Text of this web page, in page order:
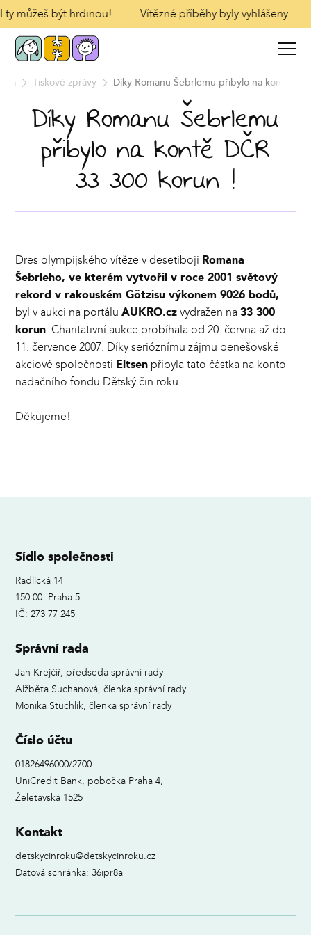
ty můžeš být hrdinou! Vítězné příběhy byly vyhlášeny.
Tiskové zprávy Díky Romanu Šebrlemu přibylo na kontě
Díky Romanu Šebrlemu
přibylo na kontě DČR
33 300 korun !
Dres olympijského vítěze v desetiboji Romana
Šebrleho, ve kterém vytvořil v roce 2001 světový
rekord v rakouském Götzisu výkonem 9026 bodů,
byl v aukci na portáluAUKRO.cz vydražen na33 300
korun. Charitativní aukce probíhala od 20. června až do
11. července 2007. Díky serióznímu zájmu benešovské
akciové společnosti Eltsen přibyla tato částka na konto
nadačního fondu Dětský čin roku.
Děkujeme!
Sídlo společnosti
Radlická 14
150 00 Praha 5
IČ: 273 77 245
Správní rada
Jan Krejčíř, předseda správní rady
Alžběta Suchanová, členka správní rady
Monika Stuchlík, členka správní rady
Číslo účtu
01826496000/2700
UniCredit Bank, pobočka Praha 4,
Želetavská 1525
Kontakt
detskycinroku@detskycinroku.cz
Datová schránka: 36ipr8a